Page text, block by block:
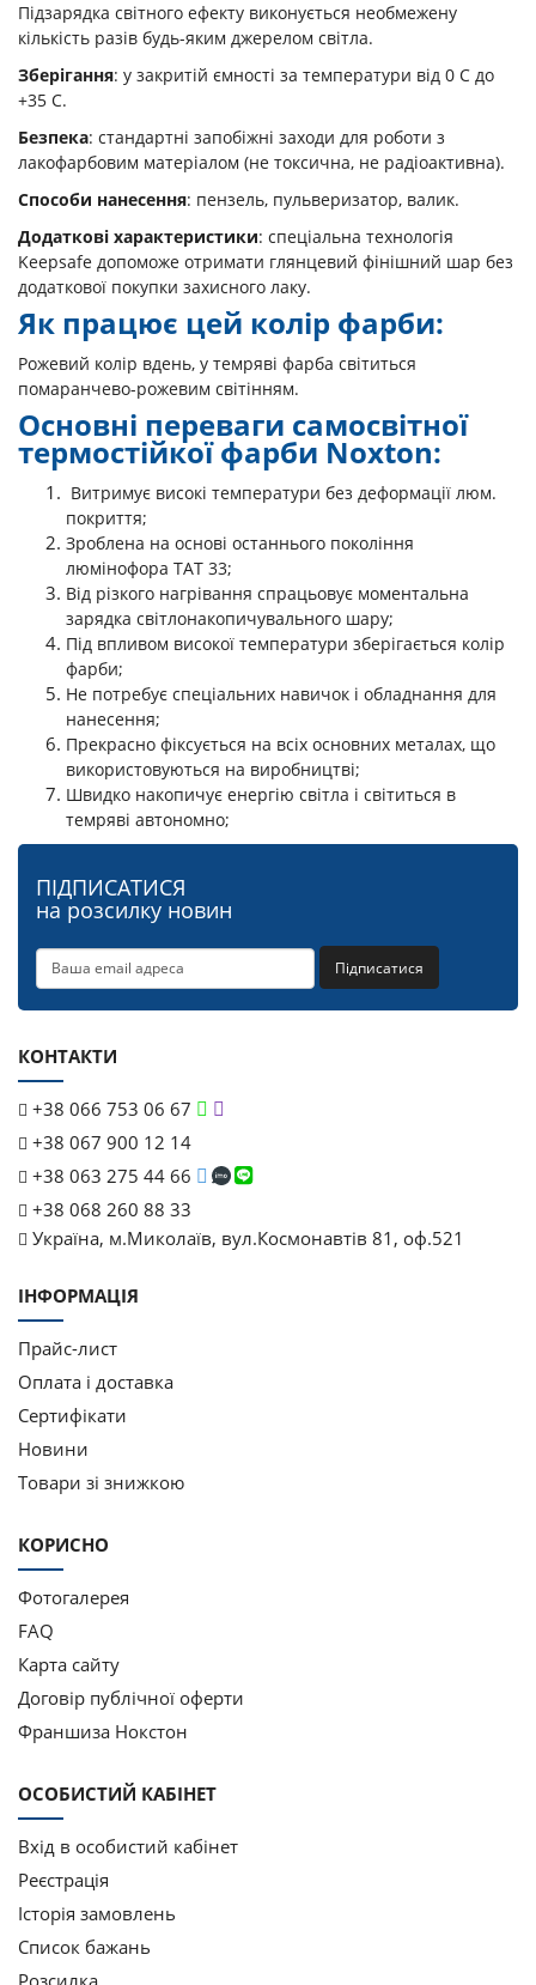
Підзарядка світного ефекту виконується необмежену
кількість разів будь-яким джерелом світла.
Зберігання: у закритій ємності за температури від 0 С до
+35 С.
Безпека: стандартні запобіжні заходи для роботи з
лакофарбовим матеріалом (не токсична, не радіоактивна).
Способи нанесення: пензель, пульверизатор, валик.
Додаткові характеристики: спеціальна технологія
Keepsafe допоможе отримати глянцевий фінішний шар без
додаткової покупки захисного лаку.
Як працює цей колір фарби:
Рожевий колір вдень, у темряві фарба світиться
помаранчево-рожевим світінням.
Основні переваги самосвітної
термостійкої фарби Noxton:
Витримує високі температури без деформації люм.
покриття;
Зроблена на основі останнього покоління
люмінофора ТАТ 33;
Від різкого нагрівання спрацьовує моментальна
зарядка світлонакопичувального шару;
Під впливом високої температури зберігається колір
фарби;
Не потребує спеціальних навичок і обладнання для
нанесення;
Прекрасно фіксується на всіх основних металах, що
використовуються на виробництві;
Швидко накопичує енергію світла і світиться в
темряві автономно;
ПІДПИСАТИСЯ
на розсилку новин
Підписатися
КОНТАКТИ
+38 066 753 06 67
+38 067 900 12 14
+38 063 275 44 66
+38 068 260 88 33
Україна, м.Миколаїв, вул.Космонавтів 81, оф.521
ІНФОРМАЦІЯ
Прайс-лист
Оплата і доставка
Cертифікати
Новини
Товари зі знижкою
КОРИСНО
Фотогалерея
FAQ
Карта сайту
Договір публічної оферти
Франшиза Нокстон
ОСОБИСТИЙ КАБІНЕТ
Вхід в особистий кабінет
Реєстрація
Історія замовлень
Список бажань
Розсилка